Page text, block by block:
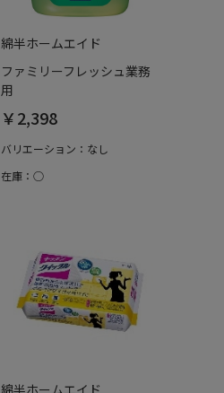
綿半ホームエイド
ファミリーフレッシュ業務
用
￥2,398
バリエーション：なし
在庫：○
綿半ホームエイド